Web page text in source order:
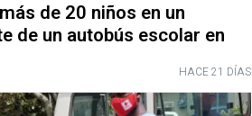
de 20 niños en un
de un autobús escolar en
HACE 21 DÍAS